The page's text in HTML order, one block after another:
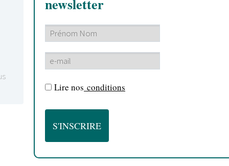
newsletter
Lire nos conditions